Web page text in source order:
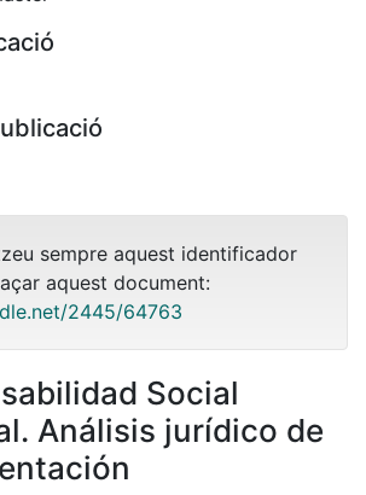
sempre aquest identificador
aquest document:
2445/64763
Social
Análisis jurídico de